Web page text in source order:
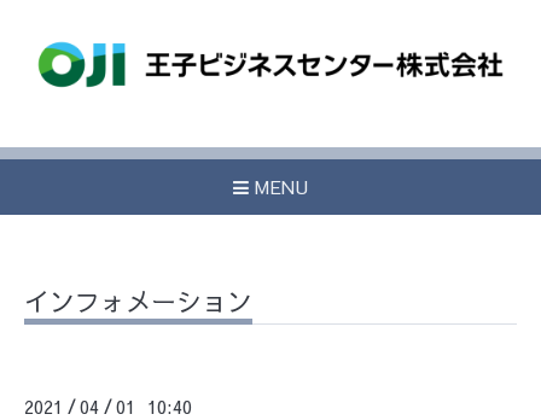
MENU
インフォメーション
2021 /04 /01 10:40